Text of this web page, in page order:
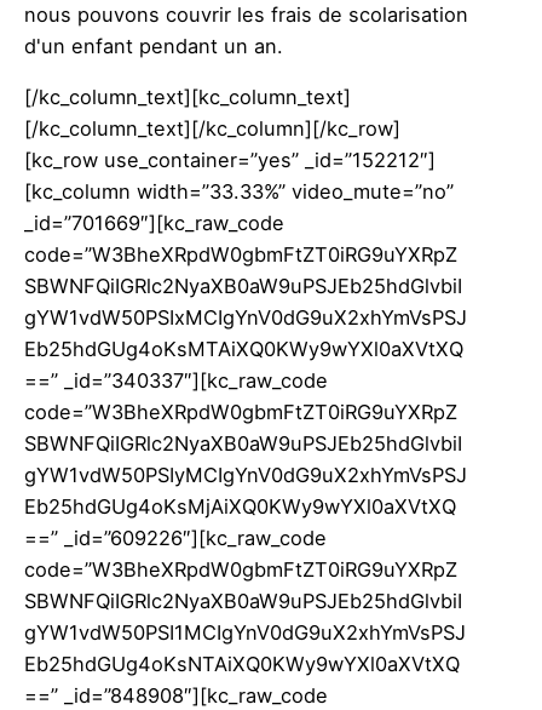
nous pouvons couvrir les frais de scolarisation
d'un enfant pendant un an.
[/kc_column_text][kc_column_text]
[/kc_column_text][/kc_column][/kc_row]
[kc_row use_container=”yes” _id=”152212″]
[kc_column width=”33.33%” video_mute=”no”
_id=”701669″][kc_raw_code
code=”W3BheXRpdW0gbmFtZT0iRG9uYXRpZ
SBWNFQiIGRlc2NyaXB0aW9uPSJEb25hdGlvbiI
gYW1vdW50PSIxMCIgYnV0dG9uX2xhYmVsPSJ
Eb25hdGUg4oKsMTAiXQ0KWy9wYXl0aXVtXQ
==” _id=”340337″][kc_raw_code
code=”W3BheXRpdW0gbmFtZT0iRG9uYXRpZ
SBWNFQiIGRlc2NyaXB0aW9uPSJEb25hdGlvbiI
gYW1vdW50PSIyMCIgYnV0dG9uX2xhYmVsPSJ
Eb25hdGUg4oKsMjAiXQ0KWy9wYXl0aXVtXQ
==” _id=”609226″][kc_raw_code
code=”W3BheXRpdW0gbmFtZT0iRG9uYXRpZ
SBWNFQiIGRlc2NyaXB0aW9uPSJEb25hdGlvbiI
gYW1vdW50PSI1MCIgYnV0dG9uX2xhYmVsPSJ
Eb25hdGUg4oKsNTAiXQ0KWy9wYXl0aXVtXQ
==” _id=”848908″][kc_raw_code